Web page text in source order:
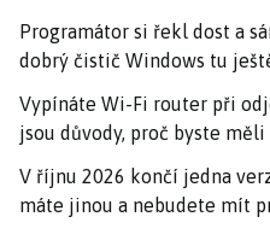
Programátor si řekl dost a
dobrý čistič Windows tu
Vypínáte Wi-Fi router při
jsou důvody, proč byste měli
V říjnu 2026 končí jedna
máte jinou a nebudete mít